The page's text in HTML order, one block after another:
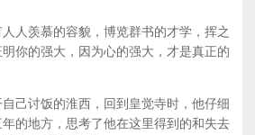
羡慕的容貌，博览群书的才学，挥之
你的强大，因为心的强大，才是真正的
讨饭的淮西，回到皇觉寺时，他仔细
的地方，思考了他在这里得到的和失去